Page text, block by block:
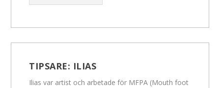
TIPSARE: ILIAS
Ilias var artist och arbetade för MFPA (Mouth foot